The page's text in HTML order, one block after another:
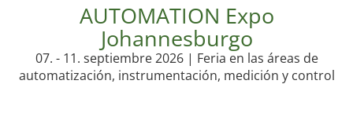
AUTOMATION Expo
Johannesburgo
07. - 11. septiembre 2026 | Feria en las áreas de
automatización, instrumentación, medición y control
Sectores de proveedor de servicios